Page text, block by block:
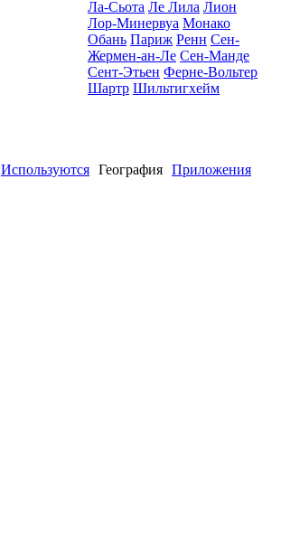
Используются География Приложения
Ла-Сьота Ле Лила Лион
Лор-Минервуа Монако
Обань Париж Ренн Сен-
Жермен-ан-Ле Сен-Манде
Сент-Этьен Ферне-Вольтер
Шартр Шильтигхейм